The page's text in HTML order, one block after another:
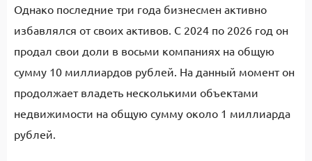
Однако последние три года бизнесмен активно
избавлялся от своих активов. С 2024 по 2026 год он
продал свои доли в восьми компаниях на общую
сумму 10 миллиардов рублей. На данный момент он
продолжает владеть несколькими объектами
недвижимости на общую сумму около 1 миллиарда
рублей.